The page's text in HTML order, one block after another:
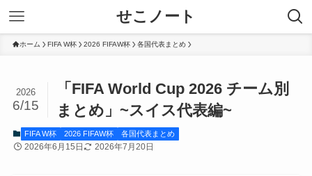
せこノート
ホーム FIFA W杯 2026 FIFAW杯 各国代表まとめ
「FIFA World Cup 2026 チーム別
まとめ」~スイス代表編~
2026
6/15
FIFA W杯 2026 FIFAW杯 各国代表まとめ
2026年6月15日 2026年7月20日